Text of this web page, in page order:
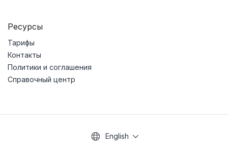
Ресурсы
Тарифы
Контакты
Политики и соглашения
Справочный центр
English